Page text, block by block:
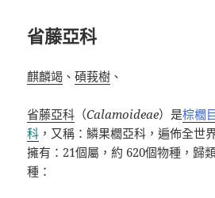
省藤亞科
麒麟竭 、碩莪樹 、
省藤亞科 （Calamoideae）是棕櫚
科 ，又稱：鱗果櫚亞科，遍佈全世
擁有： 21個屬，約 620個物種，歸
種：